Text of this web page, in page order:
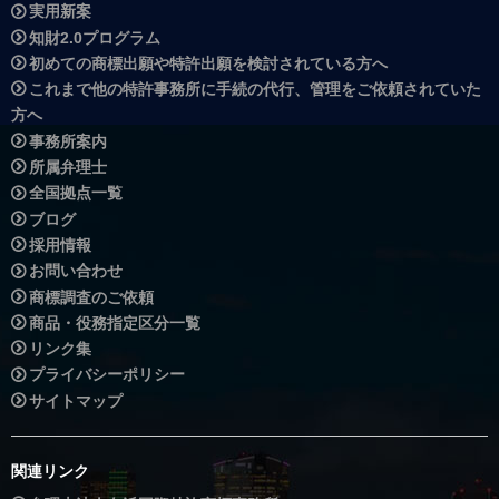
実用新案
知財2.0プログラム
初めての商標出願や特許出願を検討されている方へ
これまで他の特許事務所に手続の代行、管理をご依頼されていた
方へ
事務所案内
所属弁理士
全国拠点一覧
ブログ
採用情報
お問い合わせ
商標調査のご依頼
商品・役務指定区分一覧
リンク集
プライバシーポリシー
サイトマップ
関連リンク